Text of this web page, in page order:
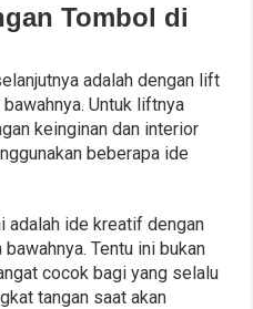
Tombol di
adalah dengan lift
Untuk liftnya
keinginan dan interior
beberapa ide
adalah ide kreatif dengan
Tentu ini bukan
cocok bagi yang selalu
tangan saat akan